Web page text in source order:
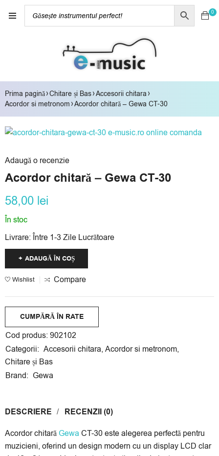
0
Prima pagină›Chitare și Bas›Accesorii chitara ›
Acordor si metronom ›Acordor chitară – Gewa CT-30
Adaugă o recenzie
Acordor chitară – Gewa CT-30
58,00 lei
În stoc
Livrare: Între 1-3 Zile Lucrătoare
ADAUGĂ ÎN COȘ
Wishlist Compare
CUMPĂRĂ ÎN RATE
Cumpără acest produs în rate egale fără dobândă cu
cardul tăuCredit Europe Bank,Banca Transilvania
Garanti Bank
Rate disponibile la Credit Europe Bank și Banca
3 luni:19.33 lei/lună
6 luni:9.67 lei/lună
9 luni:6.44 lei/lună
Cod produs: 902102
Categorii: Accesorii chitara, Acordor si metronom,
Chitare și Bas
Brand: Gewa
DESCRIERE
RECENZII (0)
Acordor chitară Gewa CT-30 este alegerea perfectă pentru
muzicieni, oferind un design modern cu un display LCD clar